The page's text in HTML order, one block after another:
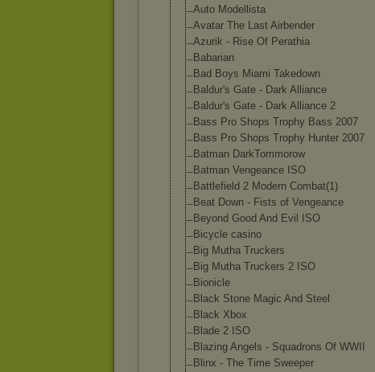
Auto Modellista
Avatar The Last Airbender
Azurik - Rise Of Perathia
Babarian
Bad Boys Miami Takedown
Baldur's Gate - Dark Alliance
Baldur's Gate - Dark Alliance 2
Bass Pro Shops Trophy Bass 2007
Bass Pro Shops Trophy Hunter 2007
Batman DarkTommorow
Batman Vengeance ISO
Battlefield 2 Modern Combat(1)
Beat Down - Fists of Vengeance
Beyond Good And Evil ISO
Bicycle casino
Big Mutha Truckers
Big Mutha Truckers 2 ISO
Bionicle
Black Stone Magic And Steel
Black Xbox
Blade 2 ISO
Blazing Angels - Squadrons Of WWII
Blinx - The Time Sweeper